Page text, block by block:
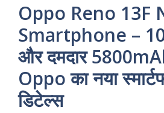
Oppo Reno 13F
Smartphone –
और दमदार
Oppo का नया
डिटेल्स